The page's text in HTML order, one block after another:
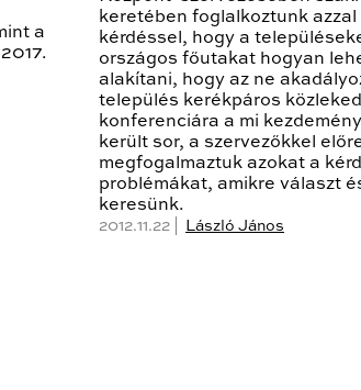
a
keretében foglalkoztunk azzal
kérdéssel, hogy a
országos főutakat hogyan
alakítani, hogy az ne
település kerékpáros
konferenciára a mi
került sor, a szervezőkkel
megfogalmaztuk azokat a
problémákat, amikre választ
keresünk.
2012.11.22 | László János